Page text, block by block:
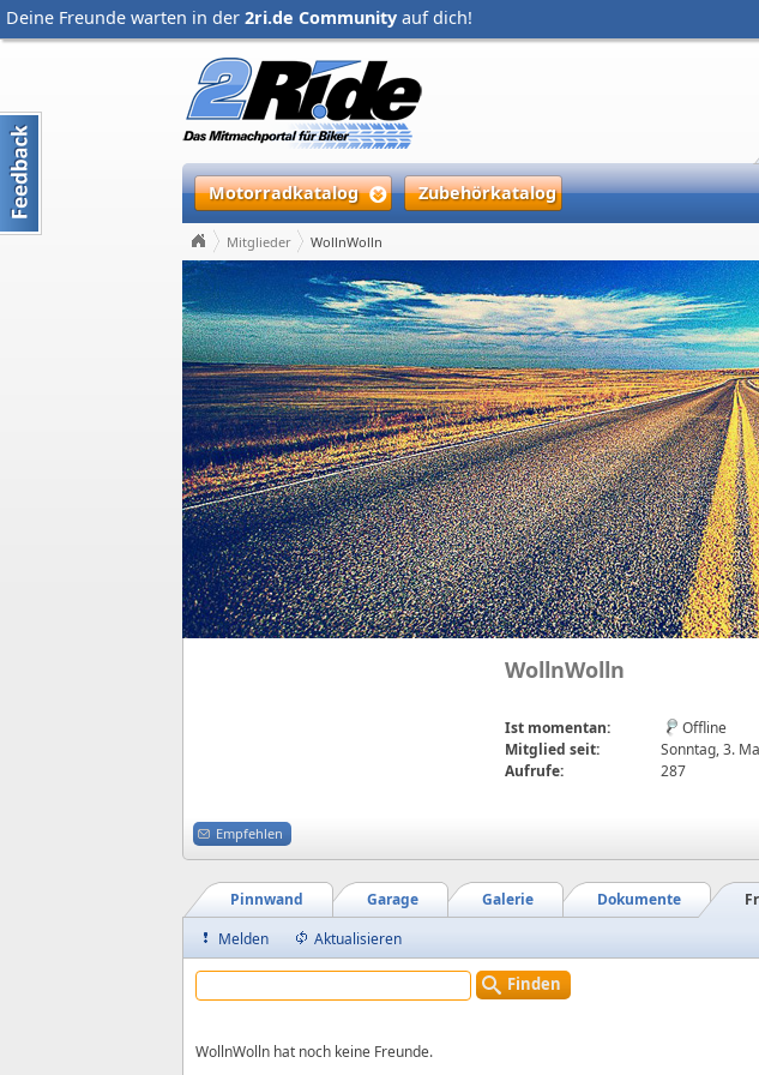
Deine Freunde warten in der 2ri.de Community auf dich!
Motorradkatalog Zubehörkatalog
Mitglieder WollnWolln
WollnWolln
Ist momentan:
Offline
Mitglied seit:
Sonntag, 3.
Aufrufe:
287
Empfehlen
Dokumente
Galerie
Garage
Pinnwand
Melden
Aktualisieren
Finden
WollnWolln hat noch keine Freunde.